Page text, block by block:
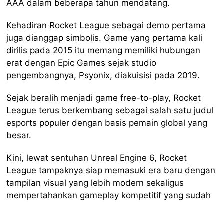
AAA dalam beberapa tahun mendatang.
Kehadiran Rocket League sebagai demo pertama
juga dianggap simbolis. Game yang pertama kali
dirilis pada 2015 itu memang memiliki hubungan
erat dengan Epic Games sejak studio
pengembangnya, Psyonix, diakuisisi pada 2019.
Sejak beralih menjadi game free-to-play, Rocket
League terus berkembang sebagai salah satu judul
esports populer dengan basis pemain global yang
besar.
Kini, lewat sentuhan Unreal Engine 6, Rocket
League tampaknya siap memasuki era baru dengan
tampilan visual yang lebih modern sekaligus
mempertahankan gameplay kompetitif yang sudah